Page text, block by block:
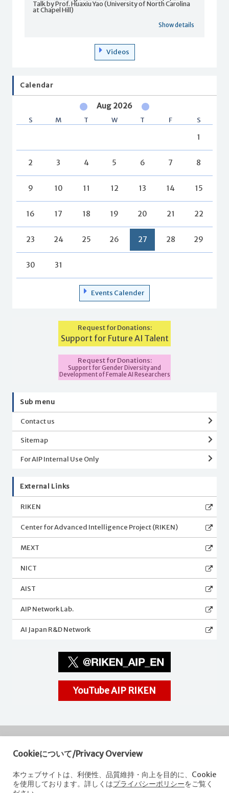
Talk by Prof. Huaxiu Yao (University of North Carolina
at Chapel Hill)
Show details
Videos
Calendar
Aug 2026
S M T W T F S
1
2 3 4 5 6 7 8
9 10 11 12 13 14 15
16 17 18 19 20 21 22
23 24 25 26 27 28 29
30 31
Events Calender
Request for Donations:
Support for Future AI Talent
Request for Donations:
Support for Gender Diversity and
Development of Female AI Researchers
Sub menu
Contact us
Sitemap
For AIP Internal Use Only
External Links
RIKEN
Center for Advanced Intelligence Project (RIKEN)
MEXT
NICT
AIST
AIP Network Lab.
AI Japan R&D Network
YouTube AIP RIKEN
RIKEN
Center for Advanced Intelligence Project
Nihonbashi 1-chome Mitsui Building, 15th floor,
Cookieについて/Privacy Overview
本ウェブサイトは、利便性、品質維持・向上を目的に、Cookie
を使用しております。詳しくはプライバシーポリシーをご覧く